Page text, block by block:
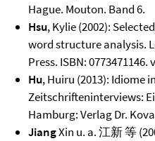
Hague. Mouton. Band 6.
Hsu, Kylie (2002):
word structure analysis.
Press. ISBN: 0773471146.
Hu, Huiru (2013): Idiome
Zeitschrifteninterviews:
Hamburg: Verlag Dr.
JiangXin u. a. 江新 等